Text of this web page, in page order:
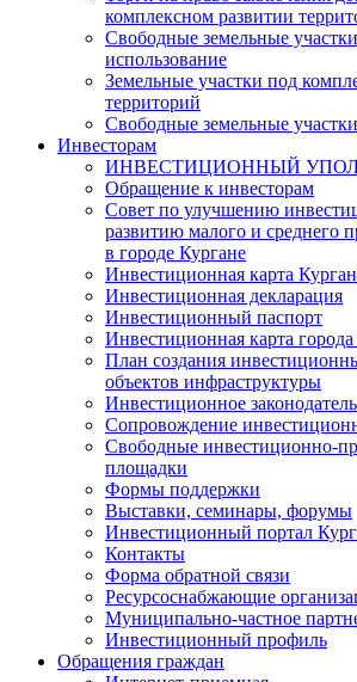
комплексном развитии
Свободные земельные
использование
Земельные участки под
территорий
Свободные земельные участки
Инвесторам
ИНВЕСТИЦИОННЫЙ
Обращение к инвесторам
Совет по улучшению
развитию малого и среднего
в городе Кургане
Инвестиционная карта
Инвестиционная декларация
Инвестиционный паспорт
Инвестиционная карта
План создания
объектов инфраструктуры
Инвестиционное
Сопровождение
Свободные инвестиционно-
площадки
Формы поддержки
Выставки, семинары, форумы
Инвестиционный портал
Контакты
Форма обратной связи
Ресурсоснабжающие
Муниципально-частное
Инвестиционный профиль
Обращения граждан